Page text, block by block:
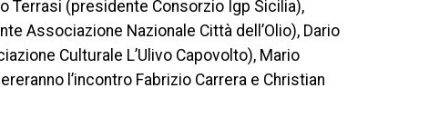
Terrasi (presidente Consorzio Igp Sicilia),
Associazione Nazionale Città dell’Olio), Dario
Culturale L’Ulivo Capovolto), Mario
l’incontro Fabrizio Carrera e Christian